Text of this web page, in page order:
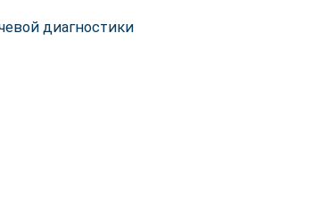
диагностики